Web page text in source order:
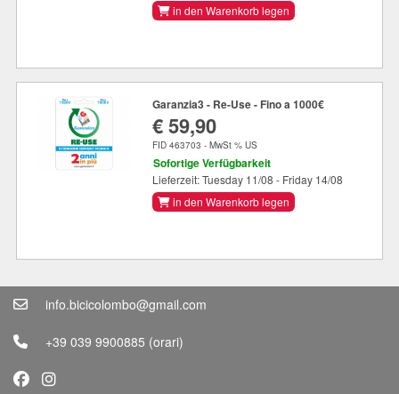
in den Warenkorb legen
Garanzia3 - Re-Use - Fino a 1000€
€ 59,90
FID 463703 - MwSt % US
Sofortige Verfügbarkeit
Lieferzeit: Tuesday 11/08 - Friday 14/08
in den Warenkorb legen
info.bicicolombo@gmail.com
+39 039 9900885 (orari)